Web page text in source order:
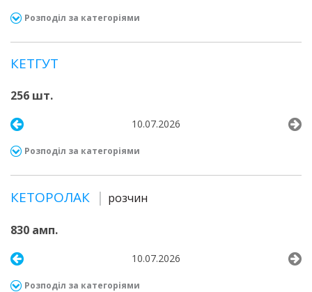
Розподіл за категоріями
КЕТГУТ
256 шт.
10.07.2026
Розподіл за категоріями
КЕТОРОЛАК розчин
830 амп.
10.07.2026
Розподіл за категоріями